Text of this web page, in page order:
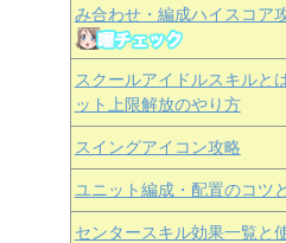
み合わせ・編成ハイスコア
スクールアイドルスキルと
ット上限解放のやり方
スイングアイコン攻略
ユニット編成・配置のコツ
センタースキル効果一覧と